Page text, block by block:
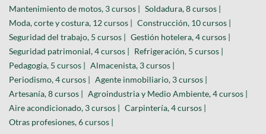
Mantenimiento de motos, 3 cursos | Soldadura, 8 cursos |
Moda, corte y costura, 12 cursos | Construcción, 10 cursos |
Seguridad del trabajo, 5 cursos | Gestión hotelera, 4 cursos |
Seguridad patrimonial, 4 cursos | Refrigeración, 5 cursos |
Pedagogía, 5 cursos | Almacenista, 3 cursos |
Periodismo, 4 cursos | Agente inmobiliario, 3 cursos |
Artesanía, 8 cursos | Agroindustria y Medio Ambiente, 4 cursos |
Aire acondicionado, 3 cursos | Carpintería, 4 cursos |
Otras profesiones, 6 cursos |